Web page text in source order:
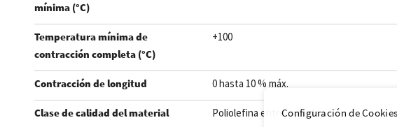
mínima (°C)
Temperatura mínima de
contracción completa (°C)
+100
Contracción de longitud 0 hasta 10 % máx.
Clase de calidad del material Poliolefina entrecruzadaConfiguración de Cookies